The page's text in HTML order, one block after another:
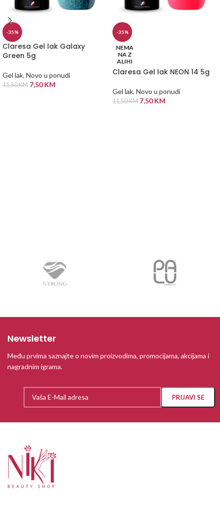
-35%
Claresa Gel lak Galaxy
Green 5g
Gel lak, Novo u ponudi
11,50KM 7,50KM
-35%
NEMA
NA Z
ALIHI
Claresa Gel lak NEON 14 5g
Gel lak, Novo u ponudi
11,50KM 7,50KM
Newsletter
Među prvima saznajte o novim proizvodima, promocijama, akcijama i
nagradnim igrama.